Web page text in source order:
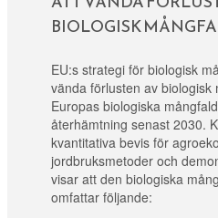
BIOLOGISK
EU:s strategi för biologisk
vända förlusten av biologisk
Europas biologiska
återhämtning senast 2030.
kvantitativa bevis för
jordbruksmetoder och
visar att den biologiska
omfattar följande: